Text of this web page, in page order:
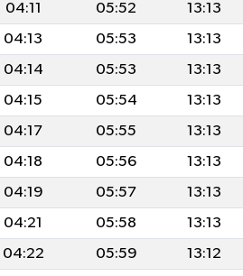
04:11 05:52 13:13
04:13 05:53 13:13
04:14 05:53 13:13
04:15 05:54 13:13
04:17 05:55 13:13
04:18 05:56 13:13
04:19 05:57 13:13
04:21 05:58 13:13
04:22 05:59 13:12